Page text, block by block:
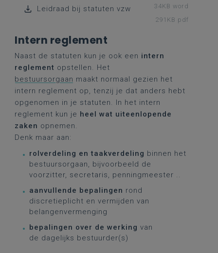
34KB word
Leidraad bij statuten vzw
291KB pdf
Intern reglement
Naast de statuten kun je ook een intern
reglement opstellen. Het
bestuursorgaan maakt normaal gezien het
intern reglement op, tenzij je dat anders hebt
opgenomen in je statuten. In het intern
reglement kun je heel wat uiteenlopende
zaken opnemen.
Denk maar aan:
rolverdeling en taakverdeling binnen het
bestuursorgaan, bijvoorbeeld de
voorzitter, secretaris, penningmeester ..
aanvullende bepalingen rond
discretieplicht en vermijden van
belangenvermenging
bepalingen over de werking van
de dagelijks bestuurder(s)